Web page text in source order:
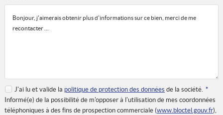
J'ai lu et valide la politique de protection des données de la société. *
Informé(e) de la possibilité de m'opposer à l'utilisation de mes coordonnées
téléphoniques à des fins de prospection commerciale (www.bloctel.gouv.fr),